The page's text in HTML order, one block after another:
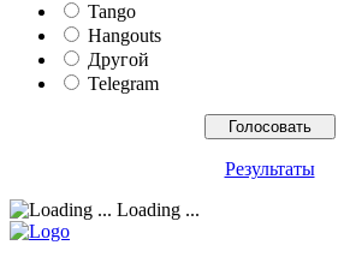
Tango
Hangouts
Другой
Telegram
Результаты
Loading ...